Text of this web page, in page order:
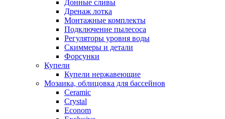
Донные сливы
Дренаж лотка
Монтажные комплекты
Подключение пылесоса
Регуляторы уровня воды
Скиммеры и детали
Форсунки
Купели
Купели нержавеющие
Мозаика, облицовка для бассейнов
Ceramic
Crystal
Econom